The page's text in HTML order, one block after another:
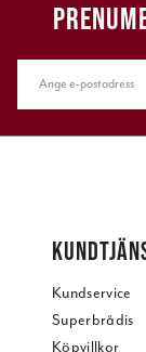
Kundservice
Superbrådis
Köpvillkor